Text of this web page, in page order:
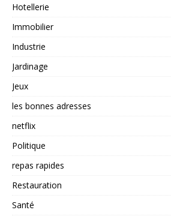
Hotellerie
Immobilier
Industrie
Jardinage
Jeux
les bonnes adresses
netflix
Politique
repas rapides
Restauration
Santé